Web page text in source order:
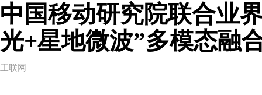
中国移动研究院联合业
光+星地微波”多模态融
工联网